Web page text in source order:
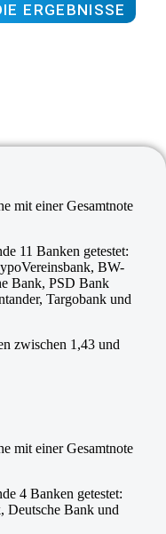
ERGEBNISSE
mit einer Gesamtnote
11 Banken getestet:
BW-
Bank, PSD Bank
Targobank und
zwischen 1,43 und
mit einer Gesamtnote
4 Banken getestet:
Deutsche Bank und